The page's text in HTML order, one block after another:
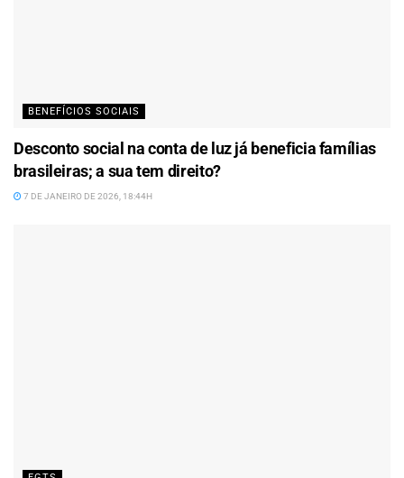
BENEFÍCIOS SOCIAIS
Desconto social na conta de luz já beneficia famílias
brasileiras; a sua tem direito?
7 DE JANEIRO DE 2026, 18:44H